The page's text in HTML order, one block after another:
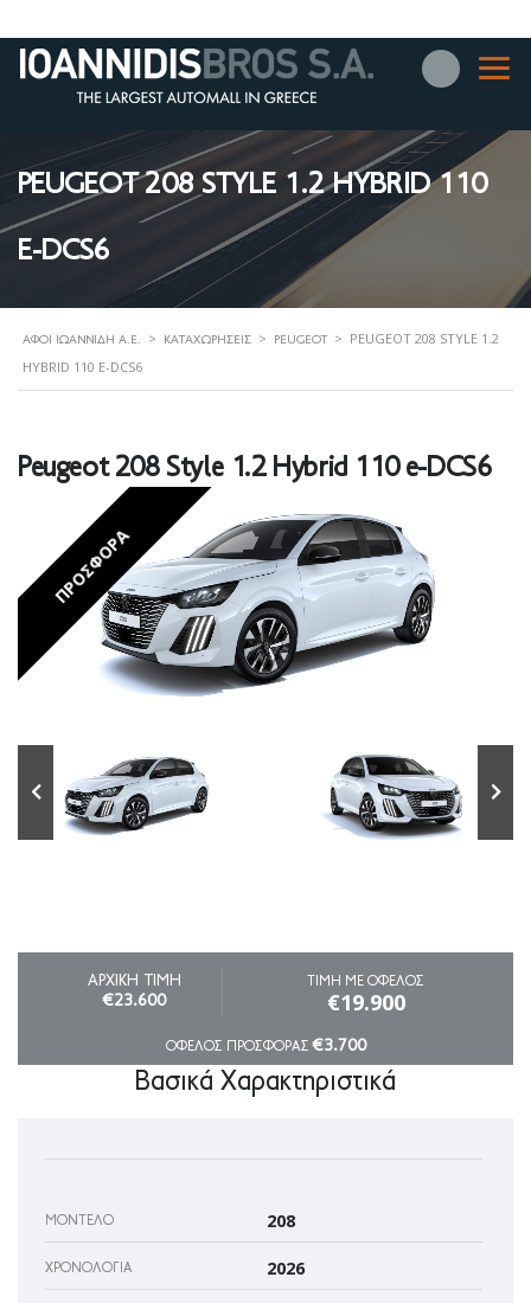
PEUGEOT 208 STYLE 1.2 HYBRID 110
E-DCS6
ΑΦΟΊ ΙΩΑΝΝΊΔΗ Α.Ε. > ΚΑΤΑΧΩΡΉΣΕΙΣ > PEUGEOT > PEUGEOT 208 STYLE 1.2
HYBRID 110 E-DCS6
Peugeot 208 Style 1.2 Hybrid 110 e-DCS6
ΠΡΟΣΦΟΡΑ
ΑΡΧΙΚΗ ΤΙΜΗ
€23.600
ΤΙΜΗ ΜΕ ΟΦΕΛΟΣ
€19.900
ΟΦΕΛΟΣ ΠΡΟΣΦΟΡΑΣ€3.700
Βασικά Χαρακτηριστικά
ΜΟΝΤΈΛΟ 208
ΧΡΟΝΟΛΟΓΊΑ 2026